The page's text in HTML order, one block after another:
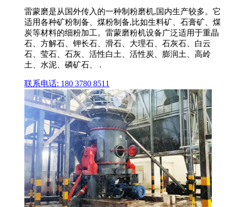
雷蒙磨是从国外传入的一种制粉磨机,国内生产较多。它
适用各种矿粉制备、煤粉制备,比如生料矿、石膏矿、煤
炭等材料的细粉加工。雷蒙磨粉机设备广泛适用于重晶
石、方解石、钾长石、滑石、大理石、石灰石、白云
石、莹石、石灰、活性白土、活性炭、膨润土、高岭
土、水泥、磷矿石、 .
联系电话: 180 3780 8511